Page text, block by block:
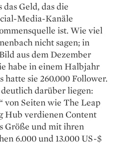
Geld, das die
Media-Kanäle
ist. Wie viel
nicht sagen; in
aus dem Dezember
habe in einem Halbjahr
hatte sie 260.000 Follower.
darüber liegen:
von Seiten wie The Leap
Hub verdienen Content
Größe und mit ihren
6.000 und 13.000 US-$